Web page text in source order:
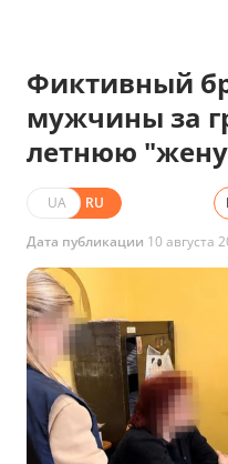
Фиктивный
мужчины за
летнюю
UA RU
Дата публикации 10 августа